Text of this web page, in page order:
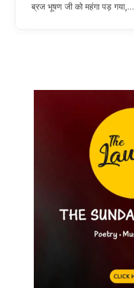
ब्रज भूषण जी को महंगा पड़ गया,…